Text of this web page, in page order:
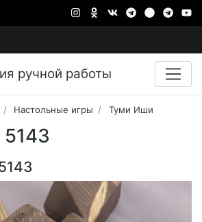
ручной работы
Настольные игры Туми Иши